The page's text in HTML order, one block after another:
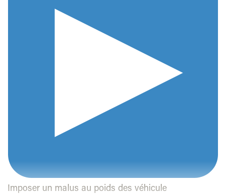
Imposer un malus au poids des véhicule